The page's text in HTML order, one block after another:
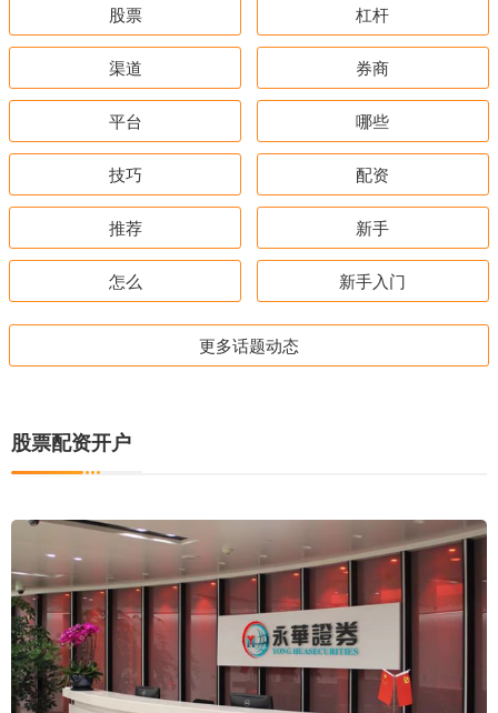
股票 杠杆
渠道 券商
平台 哪些
技巧 配资
推荐 新手
怎么 新手入门
更多话题动态
股票配资开户